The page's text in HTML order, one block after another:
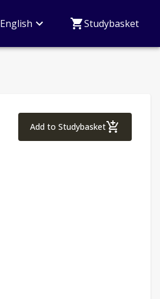
English Studybasket
Add to StudybasketAdvanced Inventor